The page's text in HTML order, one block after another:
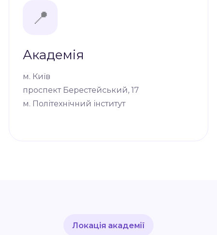
📍
Академія
м. Київ
проспект Берестейський, 17
м. Політехнічний інститут
Локація академії